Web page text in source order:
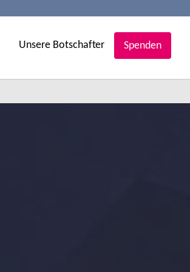
Unsere Botschafter Spenden